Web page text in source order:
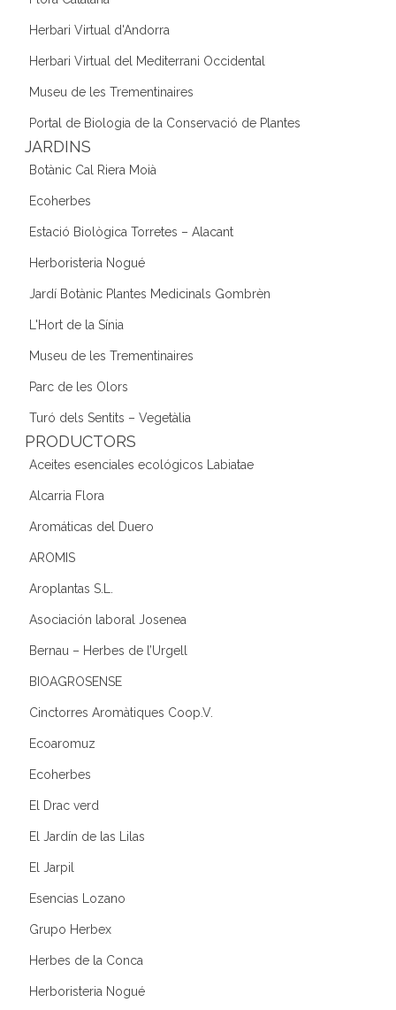
Herbari Virtual d'Andorra
Herbari Virtual del Mediterrani Occidental
Museu de les Trementinaires
Portal de Biologia de la Conservació de Plantes
JARDINS
Botànic Cal Riera Moià
Ecoherbes
Estació Biològica Torretes – Alacant
Herboristeria Nogué
Jardí Botànic Plantes Medicinals Gombrèn
L'Hort de la Sínia
Museu de les Trementinaires
Parc de les Olors
Turó dels Sentits – Vegetàlia
PRODUCTORS
Aceites esenciales ecológicos Labiatae
Alcarria Flora
Aromáticas del Duero
AROMIS
Aroplantas S.L.
Asociación laboral Josenea
Bernau – Herbes de l’Urgell
BIOAGROSENSE
Cinctorres Aromàtiques Coop.V.
Ecoaromuz
Ecoherbes
El Drac verd
El Jardín de las Lilas
El Jarpil
Esencias Lozano
Grupo Herbex
Herbes de la Conca
Herboristeria Nogué